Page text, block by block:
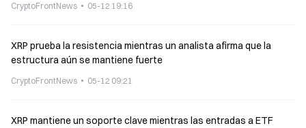
CryptoFrontNews 05-12 19:16
XRP prueba la resistencia mientras un analista afirma que la
estructura aún se mantiene fuerte
CryptoFrontNews 05-12 09:21
XRP mantiene un soporte clave mientras las entradas a ETF